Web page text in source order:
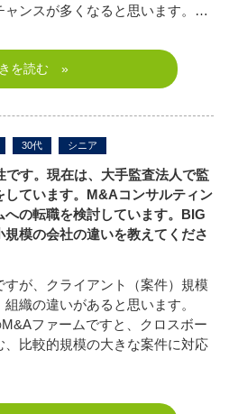
ャンスが多くなると思います。…
を読む »
30代 シニア
です。現在は、大手監査法人で監
しています。M&Aコンサルティン
への転職を検討しています。BIG
規模の会社の違いを教えてくださ
すが、クライアント（案件）規模
織の違いがあると思います。
ファームですと、クロスボー
、比較的規模の大きな案件に対応